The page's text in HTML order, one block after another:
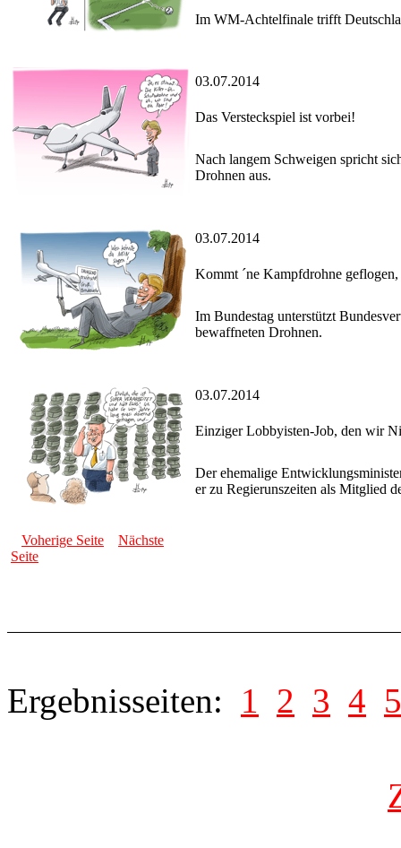
Im WM-Achtelfinale trifft
03.07.2014
Das Versteckspiel ist vorbei!
Nach langem Schweigen spricht
Drohnen aus.
03.07.2014
Kommt ´ne Kampfdrohne geflogen,
Im Bundestag unterstützt
bewaffneten Drohnen.
03.07.2014
Einziger Lobbyisten-Job, den wir
Der ehemalige
er zu Regierunszeiten als Mitglied
Voherige Seite
Nächste
Seite
Ergebnisseiten: 1 2 3 4 5